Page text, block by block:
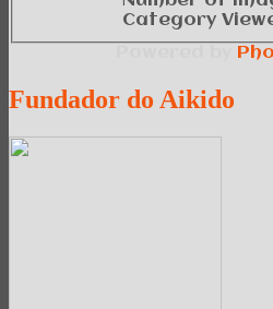
Category
Fundador do Aikido